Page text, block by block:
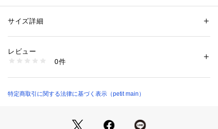
程よいゆったり・動きやすいシルエットで、通園・通学からお
【スタイリング】
デニムやカーゴパンツと合わせてカジュアルに。
アウターのインナーにも重ねやすく、季節を通して頼れる万能
選べるカラー展開に加えて、大人サイズもラインナップ。
性別：キッズ・ベビー
素材：本体：綿100% リブ部分：綿95% リブ部分：ポリウレタン5%
商品番号：
2253244 （ショップ）
サイズ詳細
レビュー
0件
特定商取引に関する法律に基づく表示（petit main）